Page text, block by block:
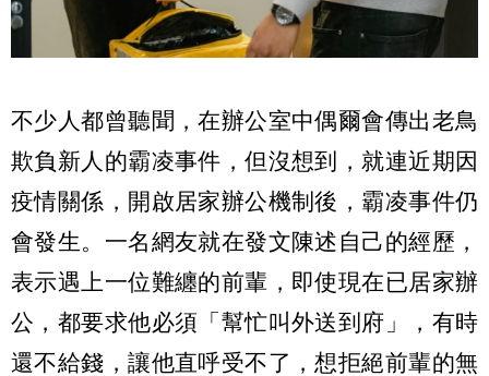
不少人都曾聽聞，在辦公室中偶爾會傳出老鳥
欺負新人的霸凌事件，但沒想到，就連近期因
疫情關係，開啟居家辦公機制後，霸凌事件仍
會發生。一名網友就在發文陳述自己的經歷，
表示遇上一位難纏的前輩，即使現在已居家辦
公，都要求他必須「幫忙叫外送到府」，有時
還不給錢，讓他直呼受不了，想拒絕前輩的無